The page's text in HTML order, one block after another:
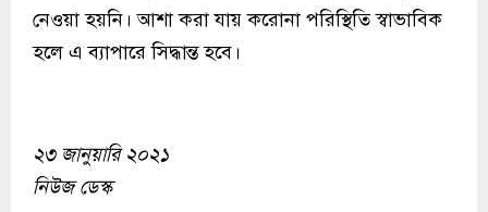
নেওয়া হয়নি। আশা করা যায় করোনা পরিস্থিতি স্বাভাবিক
হলে এ ব্যাপারে সিদ্ধান্ত হবে।
২৩ জানুয়ারি ২০২১
নিউজ ডেস্ক